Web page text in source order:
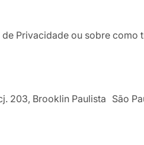
Privacidade ou sobre
203, Brooklin Paulista São